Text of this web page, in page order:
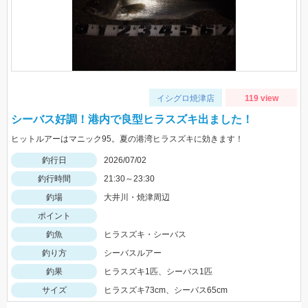
イシグロ焼津店 119 view
シーバス好調！港内で良型ヒラスズキ出ました！
ヒットルアーはマニック95。夏の港湾ヒラスズキに効きます！
釣行日
2026/07/02
釣行時間
21:30～23:30
釣場
大井川・焼津周辺
ポイント
釣魚
ヒラスズキ・シーバス
釣り方
シーバスルアー
釣果
ヒラスズキ1匹、シーバス1匹
サイズ
ヒラスズキ73cm、シーバス65cm